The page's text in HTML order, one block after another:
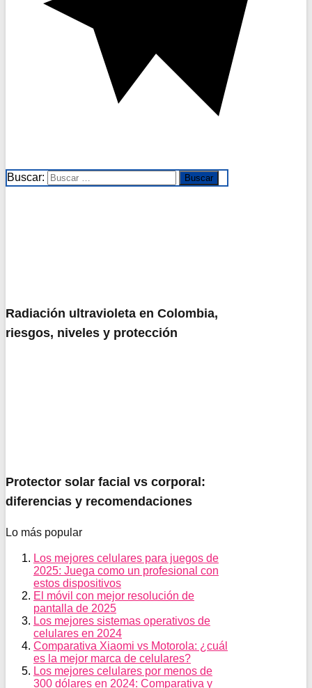
Buscar:
Radiación ultravioleta en Colombia,
riesgos, niveles y protección
Protector solar facial vs corporal:
diferencias y recomendaciones
Lo más popular
Los mejores celulares para juegos de
2025: Juega como un profesional con
estos dispositivos
El móvil con mejor resolución de
pantalla de 2025
Los mejores sistemas operativos de
celulares en 2024
Comparativa Xiaomi vs Motorola: ¿cuál
es la mejor marca de celulares?
Los mejores celulares por menos de
300 dólares en 2024: Comparativa y